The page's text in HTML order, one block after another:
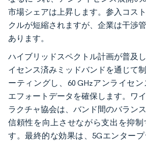
市場シェアは上昇します。参入コス
クルが短縮されますが、企業は干渉
あります。
ハイブリッドスペクトル計画が普及
イセンス済みミッドバンドを通じて
ーティングし、60 GHzアンライセ
エフォートデータを確保します。ワ
ラクチャ協会は、バンド間のバラン
信頼性を向上させながら支出を抑制
す。最終的な効果は、5Gエンター